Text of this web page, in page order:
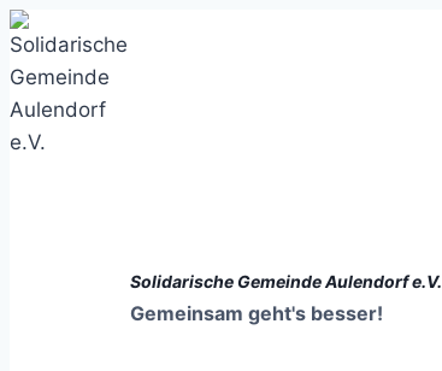
Zum
Inhalt
springen
Solidarische Gemeinde Aulendorf e.V.
Gemeinsam geht's besser!